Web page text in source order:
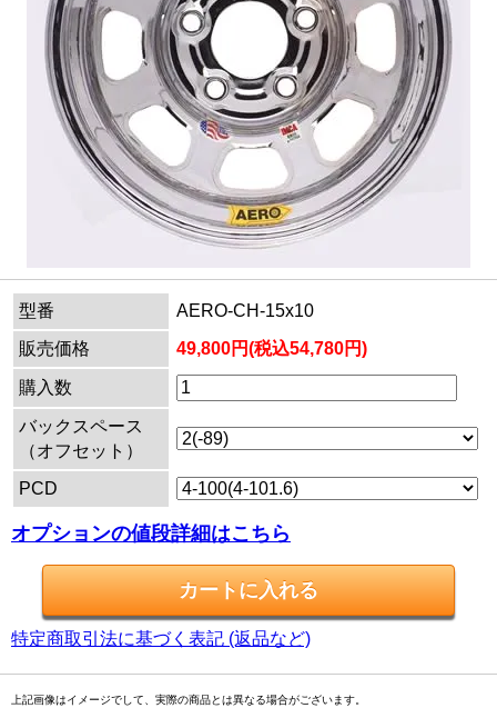
型番
AERO-CH-15x10
販売価格
49,800円(税込54,780円)
購入数
バックスペース
（オフセット）
PCD
オプションの値段詳細はこちら
特定商取引法に基づく表記 (返品など)
上記画像はイメージでして、実際の商品とは異なる場合がございます。